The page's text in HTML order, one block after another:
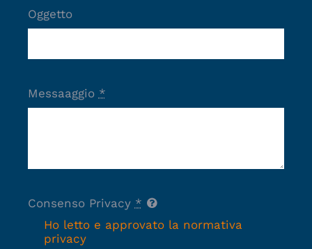
Oggetto
Messaaggio *
Consenso Privacy *
Ho letto e approvato la normativa
privacy